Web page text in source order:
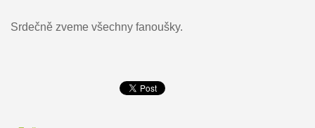
Srdečně zveme všechny fanoušky.